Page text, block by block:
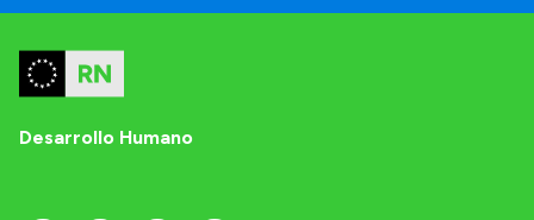
Desarrollo Humano